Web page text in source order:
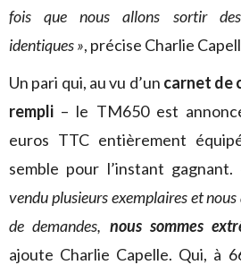
fois que nous allons sortir
identiques », précise Charlie
Un pari qui, au vu d’un carnet de
rempli – le TM650 est
euros TTC entièrement
semble pour l’instant gagnant.
vendu plusieurs exemplaires et
de demandes, nous sommes
ajoute Charlie Capelle. Qui, à